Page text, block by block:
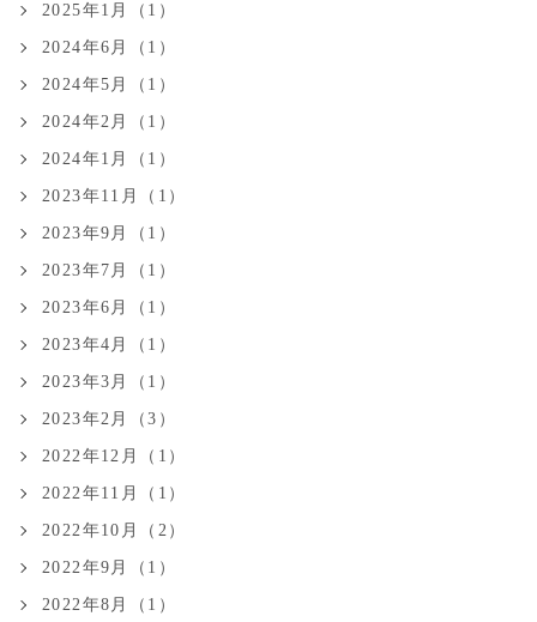
2025年1月（1）
2024年6月（1）
2024年5月（1）
2024年2月（1）
2024年1月（1）
2023年11月（1）
2023年9月（1）
2023年7月（1）
2023年6月（1）
2023年4月（1）
2023年3月（1）
2023年2月（3）
2022年12月（1）
2022年11月（1）
2022年10月（2）
2022年9月（1）
2022年8月（1）